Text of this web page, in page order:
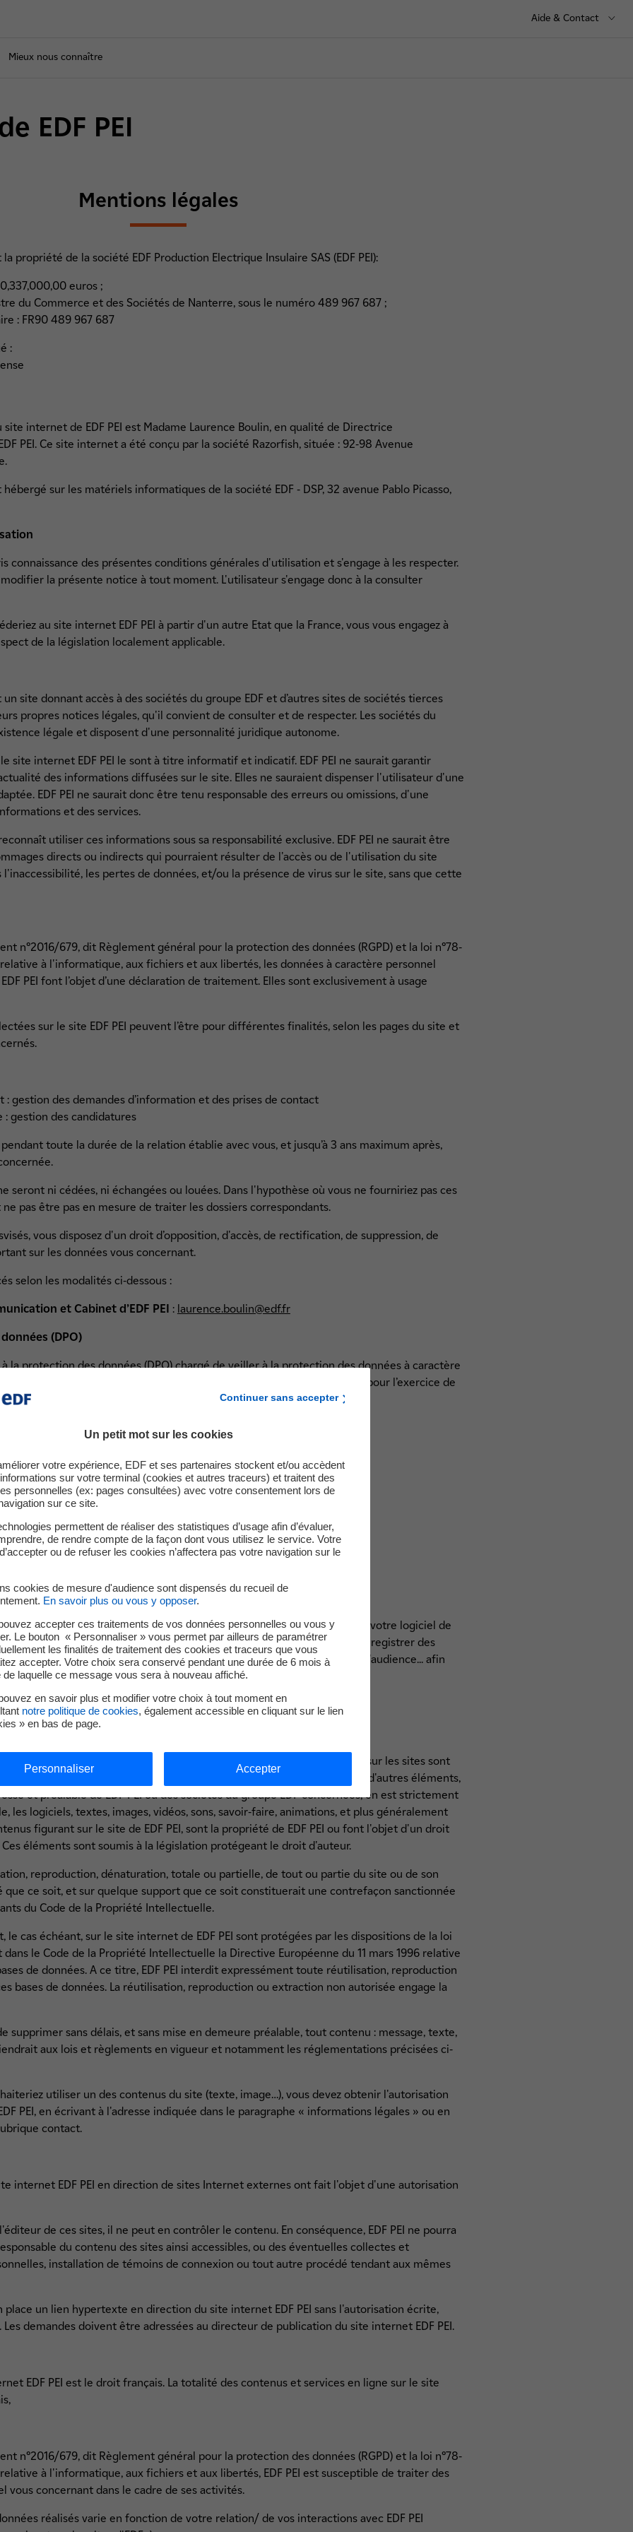
Aide & Contact
Mieux nous connaître
EDF PEI
Mentions légales
propriété de la société EDF Production Electrique Insulaire SAS (EDF PEI):
euros ;
du Commerce et des Sociétés de Nanterre, sous le numéro 489 967 687 ;
: FR90 489 967 687
:
internet de EDF PEI est Madame Laurence Boulin, en qualité de Directrice
PEI. Ce site internet a été conçu par la société Razorfish, située : 92-98 Avenue
hébergé sur les matériels informatiques de la société EDF - DSP, 32 avenue Pablo Picasso,
connaissance des présentes conditions générales d'utilisation et s'engage à les respecter.
modifier la présente notice à tout moment. L'utilisateur s'engage donc à la consulter
au site internet EDF PEI à partir d'un autre Etat que la France, vous vous engagez à
de la législation localement applicable.
un site donnant accès à des sociétés du groupe EDF et d’autres sites de sociétés tierces
propres notices légales, qu'il convient de consulter et de respecter. Les sociétés du
légale et disposent d'une personnalité juridique autonome.
site internet EDF PEI le sont à titre informatif et indicatif. EDF PEI ne saurait garantir
des informations diffusées sur le site. Elles ne sauraient dispenser l'utilisateur d'une
EDF PEI ne saurait donc être tenu responsable des erreurs ou omissions, d'une
et des services.
utiliser ces informations sous sa responsabilité exclusive. EDF PEI ne saurait être
directs ou indirects qui pourraient résulter de l'accès ou de l'utilisation du site
l'inaccessibilité, les pertes de données, et/ou la présence de virus sur le site, sans que cette
n°2016/679, dit Règlement général pour la protection des données (RGPD) et la loi n°78-
à l'informatique, aux fichiers et aux libertés, les données à caractère personnel
PEI font l’objet d’une déclaration de traitement. Elles sont exclusivement à usage
sur le site EDF PEI peuvent l’être pour différentes finalités, selon les pages du site et
: gestion des demandes d’information et des prises de contact
: gestion des candidatures
toute la durée de la relation établie avec vous, et jusqu’à 3 ans maximum après,
seront ni cédées, ni échangées ou louées. Dans l'hypothèse où vous ne fourniriez pas ces
ne pas être pas en mesure de traiter les dossiers correspondants.
vous disposez d'un droit d’opposition, d'accès, de rectification, de suppression, de
sur les données vous concernant.
selon les modalités ci-dessous :
et Cabinet d’EDF PEI : laurence.boulin@edf.fr
(DPO)
à la protection des données (DPO) chargé de veiller à la protection des données à caractère
dans l'entreprise. Vous pouvez le contacter pour toute information ou pour l’exercice de
(DPO)
Groupe
Défense
libertes@edf.fr
Nationale Informatique et Libertés (CNIL).
qu'un témoin de connexion peut s'installer automatiquement sur votre logiciel de
données qui n'est pas utilisé à des fins d'identification mais qui sert à enregistrer des
sur le site. Il permet des analyses de fréquentation, mesures d'audience... afin
» ou «COOKIES ».
semi-figuratives) de EDF PEI et des sociétés du groupe EDF figurant sur les sites sont
reproduction ou représentation totale ou partielle, seules ou intégrées à d'autres éléments,
et préalable de EDF PEI ou des sociétés du groupe EDF concernées, en est strictement
les logiciels, textes, images, vidéos, sons, savoir-faire, animations, et plus généralement
figurant sur le site de EDF PEI, sont la propriété de EDF PEI ou font l'objet d'un droit
éléments sont soumis à la législation protégeant le droit d'auteur.
reproduction, dénaturation, totale ou partielle, de tout ou partie du site ou de son
que ce soit, et sur quelque support que ce soit constituerait une contrefaçon sanctionnée
du Code de la Propriété Intellectuelle.
le cas échéant, sur le site internet de EDF PEI sont protégées par les dispositions de la loi
le Code de la Propriété Intellectuelle la Directive Européenne du 11 mars 1996 relative
de données. A ce titre, EDF PEI interdit expressément toute réutilisation, reproduction
bases de données. La réutilisation, reproduction ou extraction non autorisée engage la
supprimer sans délais, et sans mise en demeure préalable, tout contenu : message, texte,
aux lois et règlements en vigueur et notamment les réglementations précisées ci-
utiliser un des contenus du site (texte, image…), vous devez obtenir l'autorisation
PEI, en écrivant à l'adresse indiquée dans le paragraphe « informations légales » ou en
contact.
internet EDF PEI en direction de sites Internet externes ont fait l'objet d'une autorisation
de ces sites, il ne peut en contrôler le contenu. En conséquence, EDF PEI ne pourra
du contenu des sites ainsi accessibles, ou des éventuelles collectes et
installation de témoins de connexion ou tout autre procédé tendant aux mêmes
place un lien hypertexte en direction du site internet EDF PEI sans l'autorisation écrite,
Les demandes doivent être adressées au directeur de publication du site internet EDF PEI.
EDF PEI est le droit français. La totalité des contenus et services en ligne sur le site
n°2016/679, dit Règlement général pour la protection des données (RGPD) et la loi n°78-
à l'informatique, aux fichiers et aux libertés, EDF PEI est susceptible de traiter des
vous concernant dans le cadre de ses activités.
réalisés varie en fonction de votre relation/ de vos interactions avec EDF PEI
Continuer sans accepter
Un petit mot sur les cookies
votre expérience, EDF et ses partenaires stockent et/ou accèdent
sur votre terminal (cookies et autres traceurs) et traitent des
personnelles (ex: pages consultées) avec votre consentement lors de
sur ce site.
permettent de réaliser des statistiques d’usage afin d’évaluer,
de rendre compte de la façon dont vous utilisez le service. Votre
ou de refuser les cookies n’affectera pas votre navigation sur le
cookies de mesure d'audience sont dispensés du recueil de
En savoir plus ou vous y opposer.
accepter ces traitements de vos données personnelles ou vous y
Le bouton « Personnaliser » vous permet par ailleurs de paramétrer
les finalités de traitement des cookies et traceurs que vous
accepter. Votre choix sera conservé pendant une durée de 6 mois à
de laquelle ce message vous sera à nouveau affiché.
en savoir plus et modifier votre choix à tout moment en
notre politique de cookies, également accessible en cliquant sur le lien
» en bas de page.
Personnaliser Accepter